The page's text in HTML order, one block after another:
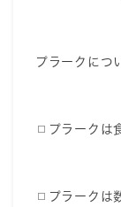
プラークにつ
◻︎プラークは
◻︎プラークは